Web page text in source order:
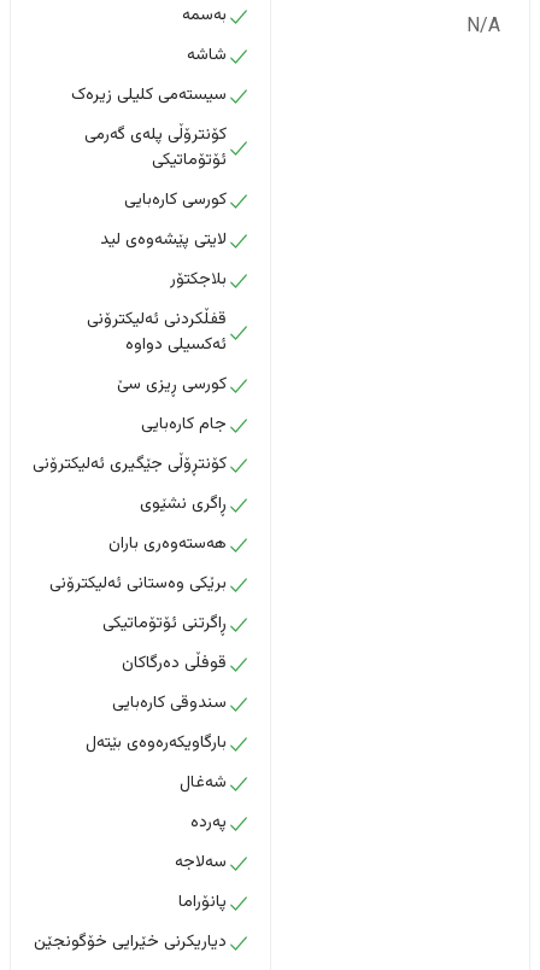
N/A
بەسمە
شاشە
سیستەمی کلیلی زیرەک
کۆنترۆڵی پلەی گەرمی
ئۆتۆماتیکی
کورسی کارەبایی
لایتی پێشەوەی لید
بلاجکتۆر
قفڵکردنی ئەلیکترۆنی
ئەکسیلی دواوە
کورسی ڕیزی سێ
جام کارەبایی
کۆنتڕۆڵی جێگیری ئەلیکترۆنی
ڕاگری نشێوی
هەستەوەری باران
برێکی وەستانی ئەلیکترۆنی
ڕاگرتنی ئۆتۆماتیکی
قوفڵی دەرگاکان
سندوقی کارەبایی
بارگاویکەرەوەی بێتەل
شەغال
پەردە
سەلاجە
پانۆراما
دیاریکرنی خێرایی خۆگونجێن